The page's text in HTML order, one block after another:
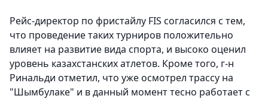
Рейс-директор по фристайлу FIS согласился с тем,
что проведение таких турниров положительно
влияет на развитие вида спорта, и высоко оценил
уровень казахстанских атлетов. Кроме того, г-н
Ринальди отметил, что уже осмотрел трассу на
"Шымбулаке" и в данный момент тесно работает с